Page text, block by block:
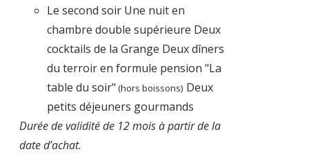
Le second soir Une nuit en
chambre double supérieure Deux
cocktails de la Grange Deux dîners
du terroir en formule pension "La
table du soir" (hors boissons) Deux
petits déjeuners gourmands
Durée de validité de 12 mois à partir de la
date d’achat.